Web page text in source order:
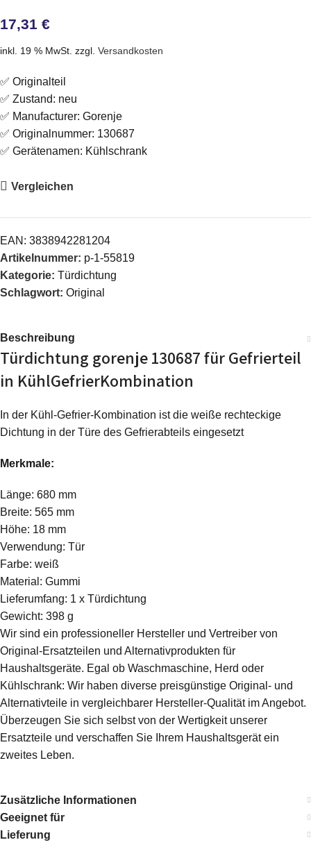
17,31 €
inkl. 19 % MwSt. zzgl. Versandkosten
✅ Originalteil
✅ Zustand: neu
✅ Manufacturer: Gorenje
✅ Originalnummer: 130687
✅ Gerätenamen: Kühlschrank
Vergleichen
EAN: 3838942281204
Artikelnummer: p-1-55819
Kategorie: Türdichtung
Schlagwort: Original
Beschreibung
Türdichtung gorenje 130687 für Gefrierteil
in KühlGefrierKombination
In der Kühl-Gefrier-Kombination ist die weiße rechteckige
Dichtung in der Türe des Gefrierabteils eingesetzt
Merkmale:
Länge: 680 mm
Breite: 565 mm
Höhe: 18 mm
Verwendung: Tür
Farbe: weiß
Material: Gummi
Lieferumfang: 1 x Türdichtung
Gewicht: 398 g
Wir sind ein professioneller Hersteller und Vertreiber von
Original-Ersatzteilen und Alternativprodukten für
Haushaltsgeräte. Egal ob Waschmaschine, Herd oder
Kühlschrank: Wir haben diverse preisgünstige Original- und
Alternativteile in vergleichbarer Hersteller-Qualität im Angebot.
Überzeugen Sie sich selbst von der Wertigkeit unserer
Ersatzteile und verschaffen Sie Ihrem Haushaltsgerät ein
zweites Leben.
Zusätzliche Informationen
Geeignet für
Lieferung